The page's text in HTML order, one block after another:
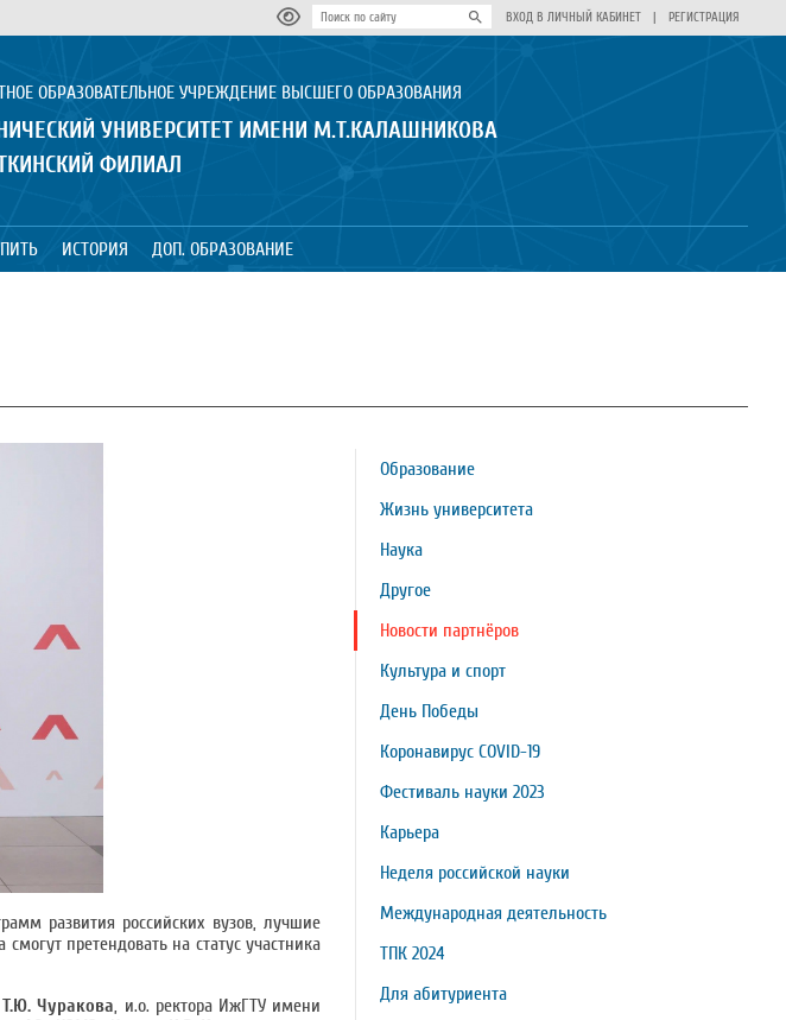
ВХОД В ЛИЧНЫЙ КАБИНЕТ | РЕГИСТРАЦИЯ
ОБРАЗОВАТЕЛЬНОЕ УЧРЕЖДЕНИЕ ВЫСШЕГО ОБРАЗОВАНИЯ
УНИВЕРСИТЕТ ИМЕНИ М.Т.КАЛАШНИКОВА
ФИЛИАЛ
ИСТОРИЯ ДОП. ОБРАЗОВАНИЕ
развития российских вузов, лучшие
претендовать на статус участника
Т.Ю. Чуракова, и.о. ректора ИжГТУ имени
Образование
Жизнь университета
Наука
Другое
Новости партнёров
Культура и спорт
День Победы
Коронавирус COVID-19
Фестиваль науки 2023
Карьера
Неделя российской науки
Международная деятельность
ТПК 2024
Для абитуриента